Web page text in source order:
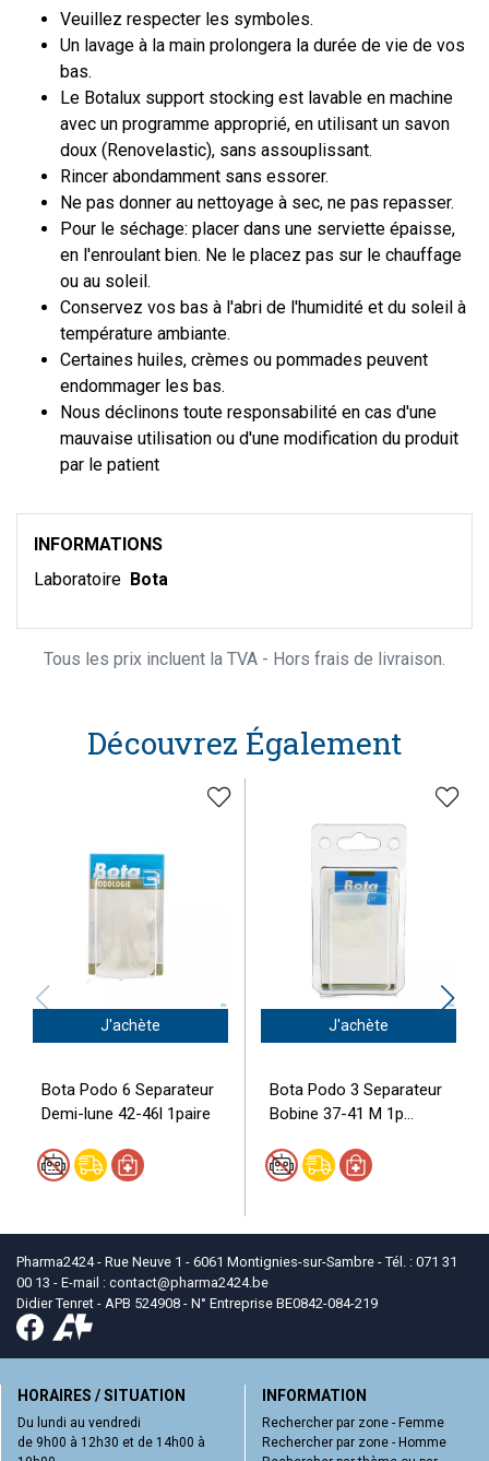
Veuillez respecter les symboles.
Un lavage à la main prolongera la durée de vie de vos
bas.
Le Botalux support stocking est lavable en machine
avec un programme approprié, en utilisant un savon
doux (Renovelastic), sans assouplissant.
Rincer abondamment sans essorer.
Ne pas donner au nettoyage à sec, ne pas repasser.
Pour le séchage: placer dans une serviette épaisse,
en l'enroulant bien. Ne le placez pas sur le chauffage
ou au soleil.
Conservez vos bas à l'abri de l'humidité et du soleil à
température ambiante.
Certaines huiles, crèmes ou pommades peuvent
endommager les bas.
Nous déclinons toute responsabilité en cas d'une
mauvaise utilisation ou d'une modification du produit
par le patient
INFORMATIONS
Laboratoire Bota
Tous les prix incluent la TVA - Hors frais de livraison.
Découvrez Également
J'achète
Bota Podo 6 Separateur
Demi-lune 42-46l 1paire
J'achète
Bota Podo 3 Separateur
Bobine 37-41 M 1p...
Pharma2424 - Rue Neuve 1 - 6061 Montignies-sur-Sambre - Tél. : 071 31
00 13 - E-mail : contact@pharma2424.be
Didier Tenret - APB 524908 - N° Entreprise BE0842-084-219
HORAIRES / SITUATION
Du lundi au vendredi
de 9h00 à 12h30 et de 14h00 à
INFORMATION
Rechercher par zone - Femme
Rechercher par zone - Homme